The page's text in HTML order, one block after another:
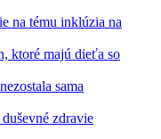
na tému inklúzia na
ktoré majú dieťa so
sama
zdravie